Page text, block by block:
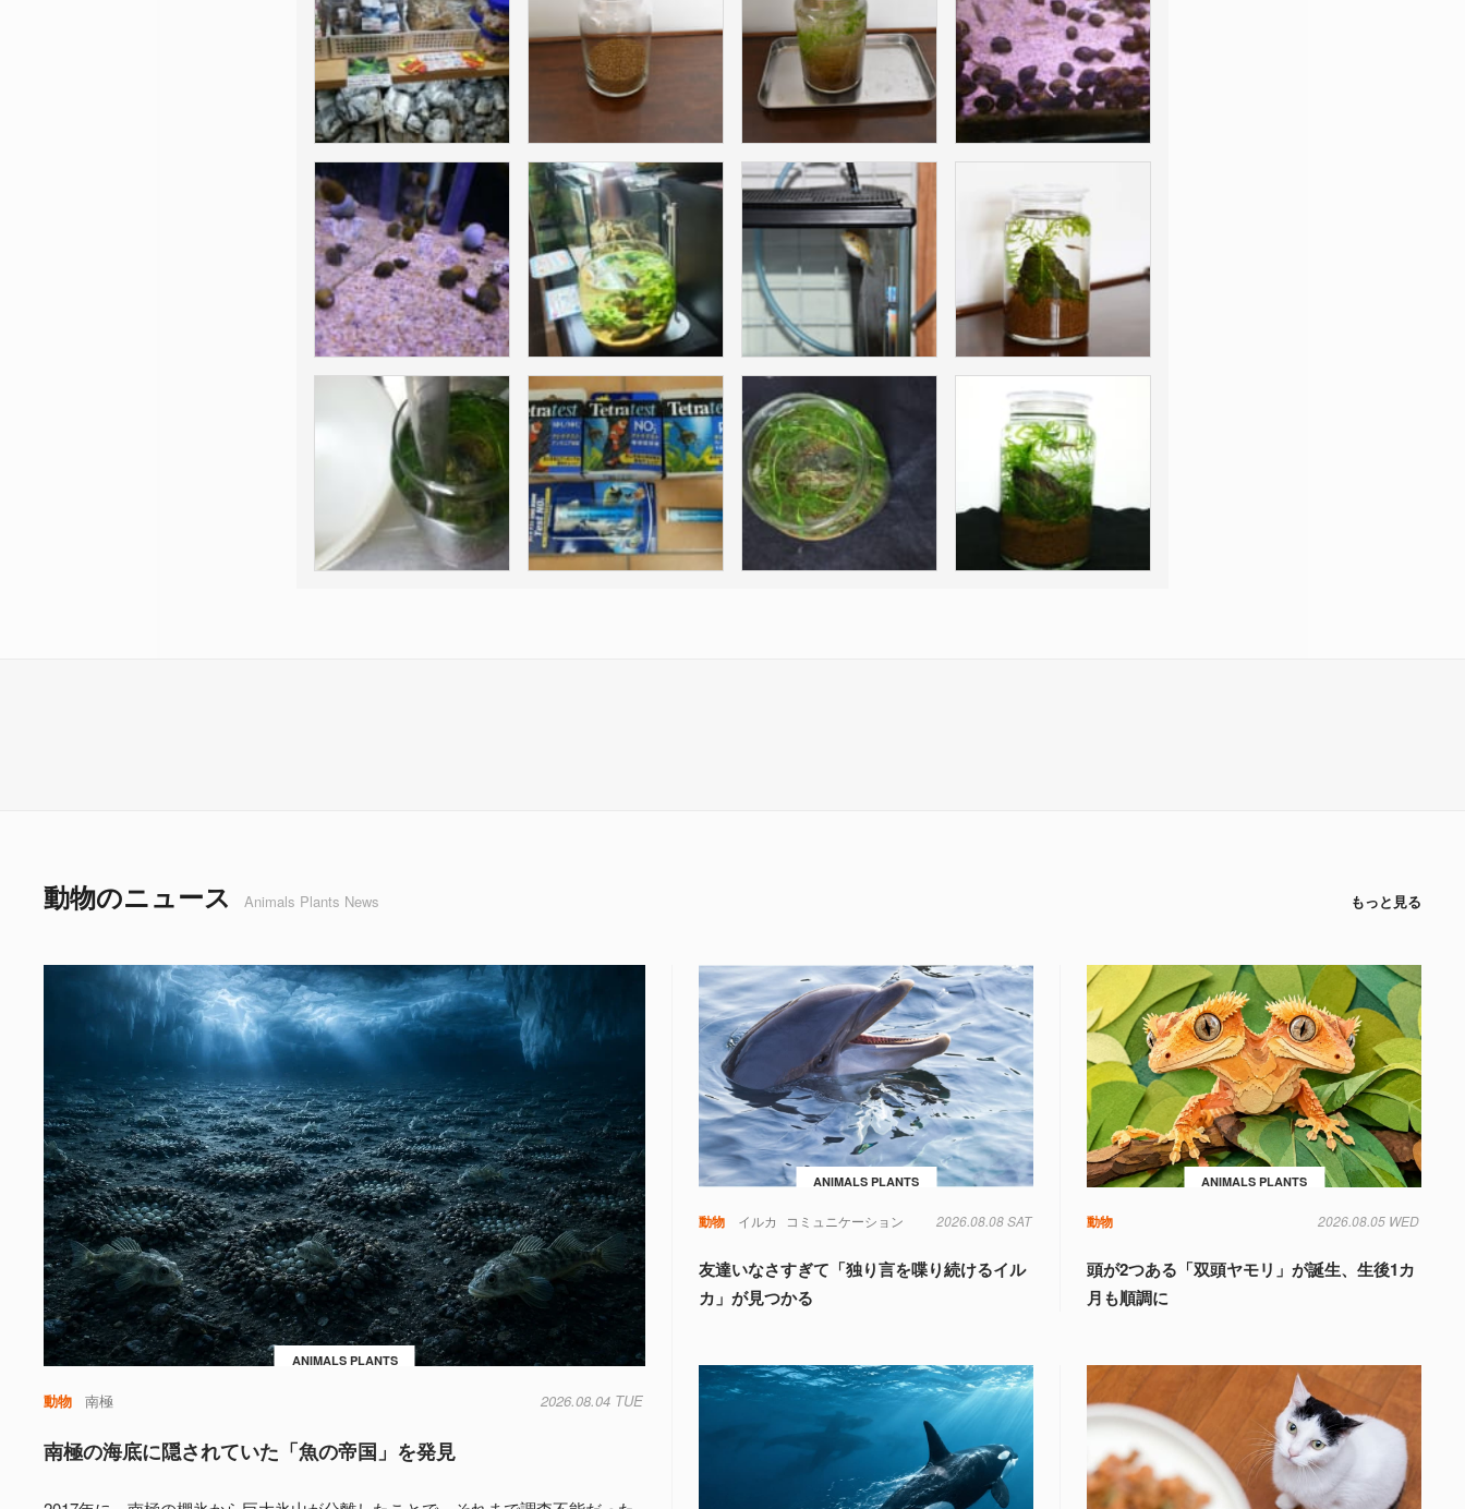
動物のニュース Animals Plants News もっと見る
ANIMALS PLANTS
動物 南極 2026.08.04 TUE
南極の海底に隠されていた「魚の帝国」を発見
ANIMALS PLANTS
動物 イルカ コミュニケーション 2026.08.08 SAT
友達いなさすぎて「独り言を喋り続けるイル
カ」が見つかる
ANIMALS PLANTS
動物 2026.08.05 WED
頭が2つある「双頭ヤモリ」が誕生、生後1カ
月も順調に